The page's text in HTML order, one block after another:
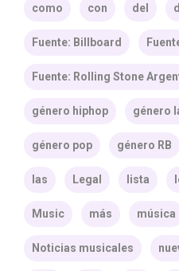
como con del
Fuente: Billboard
Fuente: Rolling Stone
género hiphop género
género pop género RB
las Legal lista
Music más música
Noticias musicales